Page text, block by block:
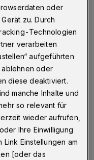
weitere
Höhe. Das ist
nur begrenzt
liegt der
oder
zu. Durch
Technologien
verarbeiten
aufgeführten
ablehnen oder
diese deaktiviert.
manche Inhalte und
so relevant für
wieder aufrufen,
Ihre Einwilligung
Einstellungen am
[oder das